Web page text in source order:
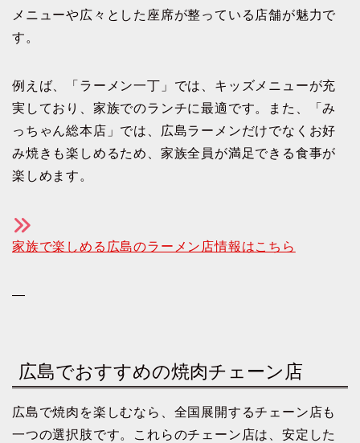
メニューや広々とした座席が整っている店舗が魅力で
す。
例えば、「ラーメン一丁」では、キッズメニューが充
実しており、家族でのランチに最適です。また、「み
っちゃん総本店」では、広島ラーメンだけでなくお好
み焼きも楽しめるため、家族全員が満足できる食事が
楽しめます。
家族で楽しめる広島のラーメン店情報はこちら
—
広島でおすすめの焼肉チェーン店
広島で焼肉を楽しむなら、全国展開するチェーン店も
一つの選択肢です。これらのチェーン店は、安定した